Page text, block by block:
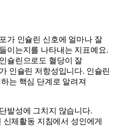
가 인슐린 신호에 얼마나 잘
이는지를 나타내는 지표예요.
슐린으로도 혈당이 잘
인슐린 저항성입니다. 인슐린
는 핵심 단계로 알려져
발성에 그치지 않습니다.
체활동 지침에서 성인에게